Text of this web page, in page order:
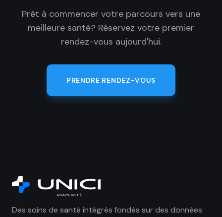
Prêt à commencer votre parcours vers une
meilleure santé? Réservez votre premier
rendez-vous aujourd'hui.
PRENDRE RENDEZ-VOUS
Des soins de santé intégrés fondés sur des données